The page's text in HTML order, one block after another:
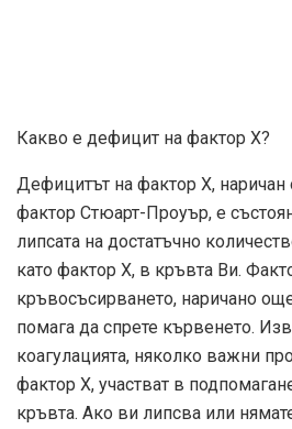
Какво е дефицит на фактор X?
Дефицитът на фактор Х,
фактор Стюарт-Проуър, е
липсата на достатъчно
като фактор Х, в кръвта Ви.
кръвосъсирването, наричано
помага да спрете кървенето.
коагулацията, няколко важни
фактор Х, участват в
кръвта. Ако ви липсва или